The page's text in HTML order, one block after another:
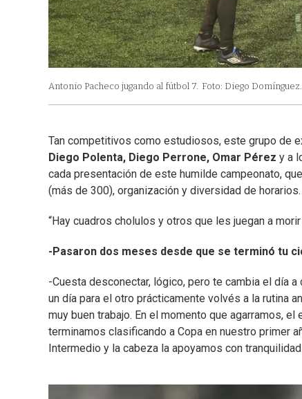
Antonio Pacheco jugando al fútbol 7. Foto: Diego Domínguez.
Tan competitivos como estudiosos, este grupo de
Diego Polenta, Diego Perrone, Omar Pérez y a
cada presentación de este humilde campeonato,
(más de 300), organización y diversidad de horarios.
“Hay cuadros cholulos y otros que les juegan a
-Pasaron dos meses desde que se terminó tu
-Cuesta desconectar, lógico, pero te cambia el día
un día para el otro prácticamente volvés a la rutina
muy buen trabajo. En el momento que agarramos,
terminamos clasificando a Copa en nuestro primer
Intermedio y la cabeza la apoyamos con